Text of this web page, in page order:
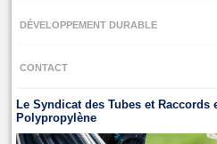
DÉVELOPPEMENT DURABLE
CONTACT
Le Syndicat des Tubes et Raccords
Polypropylène